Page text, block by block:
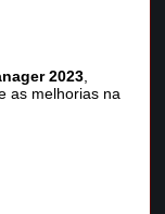
2023
as melhorias na